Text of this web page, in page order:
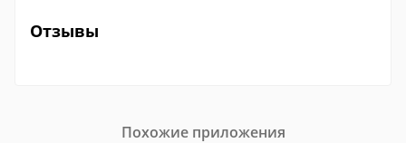
Отзывы
Похожие приложения